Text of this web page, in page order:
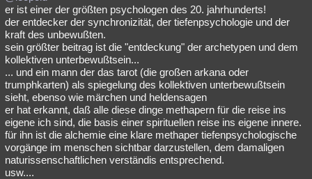
er ist einer der größten psychologen des 20. jahrhunderts!
der entdecker der synchronizität, der tiefenpsychologie und der
kraft des unbewußten.
sein größter beitrag ist die "entdeckung" der archetypen und dem
kollektiven unterbewußtsein...
... und ein mann der das tarot (die großen arkana oder
trumphkarten) als spiegelung des kollektiven unterbewußtsein
sieht, ebenso wie märchen und heldensagen
er hat erkannt, daß alle diese dinge methapern für die reise ins
eigene ich sind, die basis einer spirituellen reise ins eigene innere.
für ihn ist die alchemie eine klare methaper tiefenpsychologische
vorgänge im menschen sichtbar darzustellen, dem damaligen
naturissenschaftlichen verständis entsprechend.
usw....